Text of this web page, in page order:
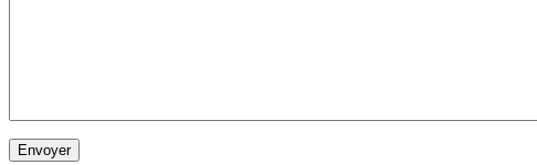
Envoyer